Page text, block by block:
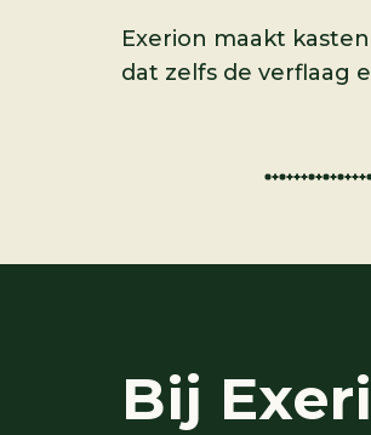
Exerion maakt
dat zelfs de verflaag
Bij